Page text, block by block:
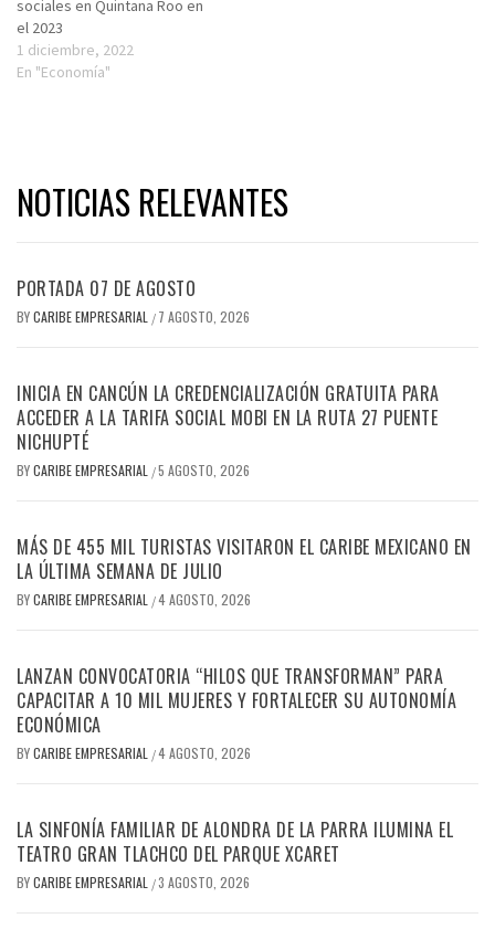
sociales en Quintana Roo en
el 2023
1 diciembre, 2022
En "Economía"
NOTICIAS RELEVANTES
PORTADA 07 DE AGOSTO
BYCARIBE EMPRESARIAL / 7 AGOSTO, 2026
INICIA EN CANCÚN LA CREDENCIALIZACIÓN GRATUITA PARA
ACCEDER A LA TARIFA SOCIAL MOBI EN LA RUTA 27 PUENTE
NICHUPTÉ
BYCARIBE EMPRESARIAL /5 AGOSTO, 2026
MÁS DE 455 MIL TURISTAS VISITARON EL CARIBE MEXICANO EN
LA ÚLTIMA SEMANA DE JULIO
BYCARIBE EMPRESARIAL /4 AGOSTO, 2026
LANZAN CONVOCATORIA “HILOS QUE TRANSFORMAN” PARA
CAPACITAR A 10 MIL MUJERES Y FORTALECER SU AUTONOMÍA
ECONÓMICA
BYCARIBE EMPRESARIAL /4 AGOSTO, 2026
LA SINFONÍA FAMILIAR DE ALONDRA DE LA PARRA ILUMINA EL
TEATRO GRAN TLACHCO DEL PARQUE XCARET
BYCARIBE EMPRESARIAL /3 AGOSTO, 2026